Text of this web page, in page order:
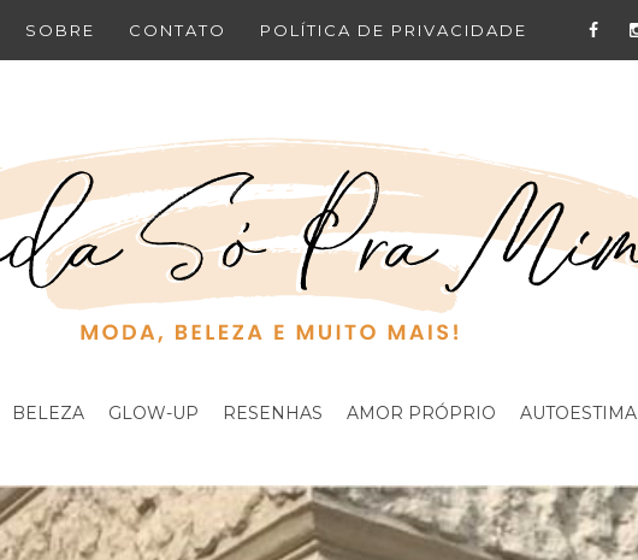
SOBRE CONTATO POLÍTICA DE PRIVACIDADE
BELEZA GLOW-UP RESENHAS AMOR PRÓPRIO AUTOESTIMA